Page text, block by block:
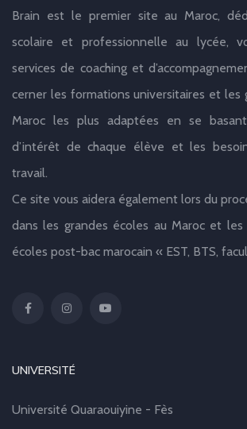
Brain est le premier site au Maroc,
scolaire et professionnelle au lycée,
services de coaching et
cerner les formations universitaires et les
Maroc les plus adaptées en se
d’intérêt de chaque élève et les
travail.
Ce site vous aidera également lors du
dans les grandes écoles au Maroc et
écoles post-bac marocain « EST, BTS,
UNIVERSITÉ
Université Quaraouiyine - Fès